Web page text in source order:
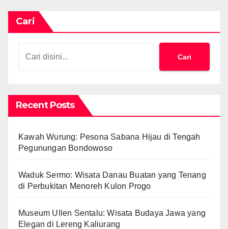
Cari
Cari
Recent Posts
Kawah Wurung: Pesona Sabana Hijau di Tengah
Pegunungan Bondowoso
Waduk Sermo: Wisata Danau Buatan yang Tenang
di Perbukitan Menoreh Kulon Progo
Museum Ullen Sentalu: Wisata Budaya Jawa yang
Elegan di Lereng Kaliurang